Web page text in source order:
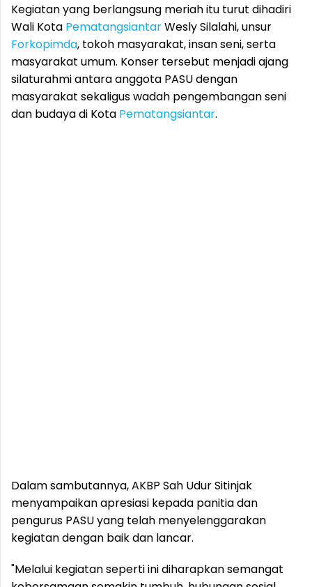
Kegiatan yang berlangsung meriah itu turut dihadiri
Wali Kota PematangsiantarWesly Silalahi, unsur
Forkopimda, tokoh masyarakat, insan seni, serta
masyarakat umum. Konser tersebut menjadi ajang
silaturahmi antara anggota PASU dengan
masyarakat sekaligus wadah pengembangan seni
dan budaya di Kota Pematangsiantar.
Dalam sambutannya, AKBP Sah Udur Sitinjak
menyampaikan apresiasi kepada panitia dan
pengurus PASU yang telah menyelenggarakan
kegiatan dengan baik dan lancar.
"Melalui kegiatan seperti ini diharapkan semangat